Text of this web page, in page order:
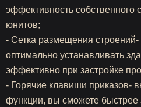
эффективность собственного
юнитов;
- Сетка размещения
оптимально устанавливать
эффективно при застройке
- Горячие клавиши приказов-
функции, вы сможете быстрее